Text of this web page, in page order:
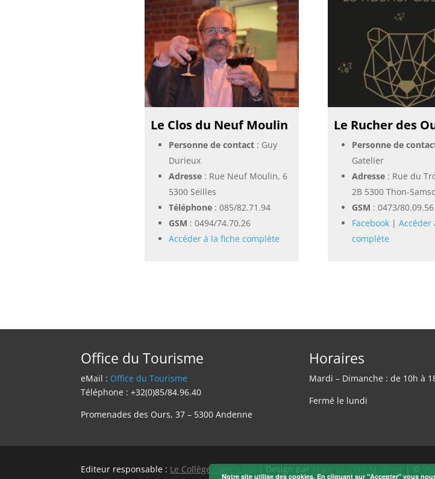
Le Clos du Neuf Moulin
Personne de contact : Guy
Durieux
Adresse : Rue Neuf Moulin, 6
5300 Seilles
Téléphone : 085/82.71.94
GSM : 0494/74.70.26
Accéder à la fiche complète
Le Rucher des
Personne de
Gatelier
Adresse: Rue du
2B 5300 Thon-
GSM : 0473/80.09.56
Facebook| Accéder
complète
Office du Tourisme
eMail : Office du Tourisme
Téléphone : +32(0)85/84.96.40
Promenades des Ours, 37 – 5300 Andenne
Horaires
Mardi – Dimanche : de 10h à
Fermé le lundi
Editeur responsable : Le Collège communal | Design par | ©
Notre site utilise des cookies. En cliquant sur "Accepter" vous